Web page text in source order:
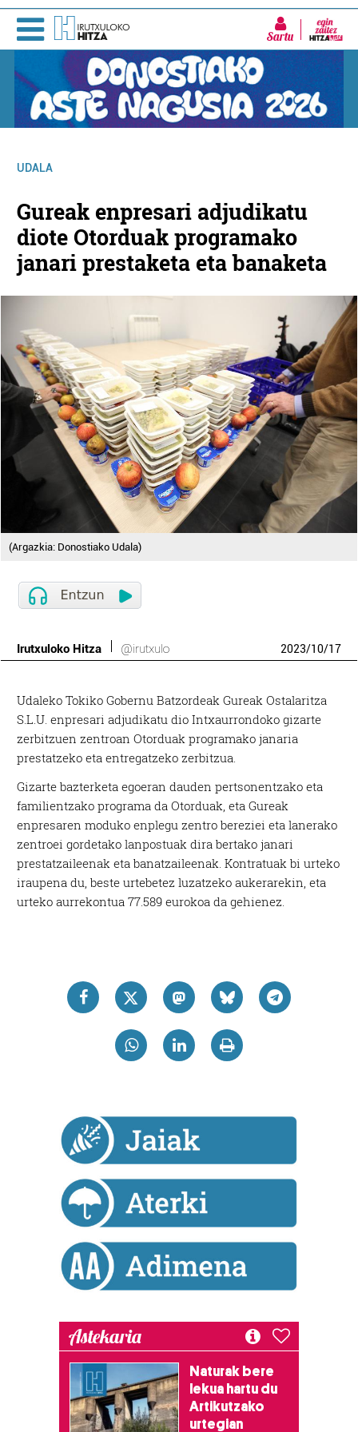
Sartu
UDALA
Gureak enpresari adjudikatu
diote Otorduak programako
janari prestaketa eta banaketa
(Argazkia: Donostiako Udala)
Irutxuloko Hitza @irutxulo 2023/10/17
Udaleko Tokiko Gobernu Batzordeak Gureak Ostalaritza
S.L.U. enpresari adjudikatu dio Intxaurrondoko gizarte
zerbitzuen zentroan Otorduak programako janaria
prestatzeko eta entregatzeko zerbitzua.
Gizarte bazterketa egoeran dauden pertsonentzako eta
familientzako programa da Otorduak, eta Gureak
enpresaren moduko enplegu zentro bereziei eta lanerako
zentroei gordetako lanpostuak dira bertako janari
prestatzaileenak eta banatzaileenak. Kontratuak bi urteko
iraupena du, beste urtebetez luzatzeko aukerarekin, eta
urteko aurrekontua 77.589 eurokoa da gehienez.
Astekaria
Naturak bere
lekua hartu du
Artikutzako
urtegian